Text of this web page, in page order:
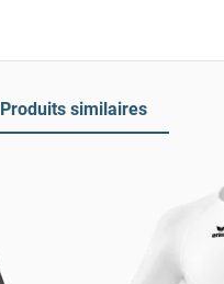
Produits similaires